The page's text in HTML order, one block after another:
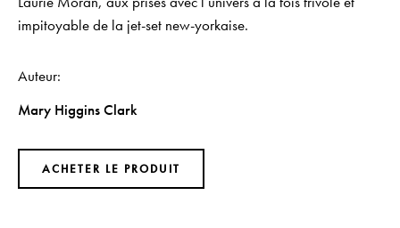
impitoyable de la jet-set new-yorkaise.
Auteur
Mary Higgins Clark
ACHETER LE PRODUIT